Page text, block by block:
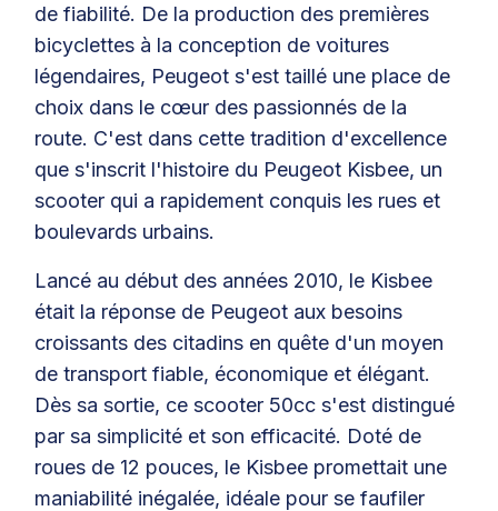
de fiabilité. De la production des premières
bicyclettes à la conception de voitures
légendaires, Peugeot s'est taillé une place de
choix dans le cœur des passionnés de la
route. C'est dans cette tradition d'excellence
que s'inscrit l'histoire du Peugeot Kisbee, un
scooter qui a rapidement conquis les rues et
boulevards urbains.
Lancé au début des années 2010, le Kisbee
était la réponse de Peugeot aux besoins
croissants des citadins en quête d'un moyen
de transport fiable, économique et élégant.
Dès sa sortie, ce scooter 50cc s'est distingué
par sa simplicité et son efficacité. Doté de
roues de 12 pouces, le Kisbee promettait une
maniabilité inégalée, idéale pour se faufiler